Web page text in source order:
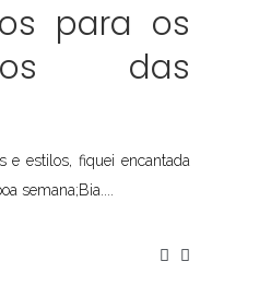
para os
das
e estilos, fiquei encantada
semana;Bia....